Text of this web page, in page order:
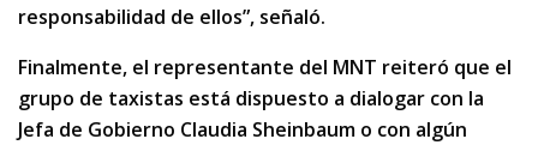
responsabilidad de ellos”, señaló.
Finalmente, el representante del MNT reiteró que el
grupo de taxistas está dispuesto a dialogar con la
Jefa de Gobierno Claudia Sheinbaum o con algún